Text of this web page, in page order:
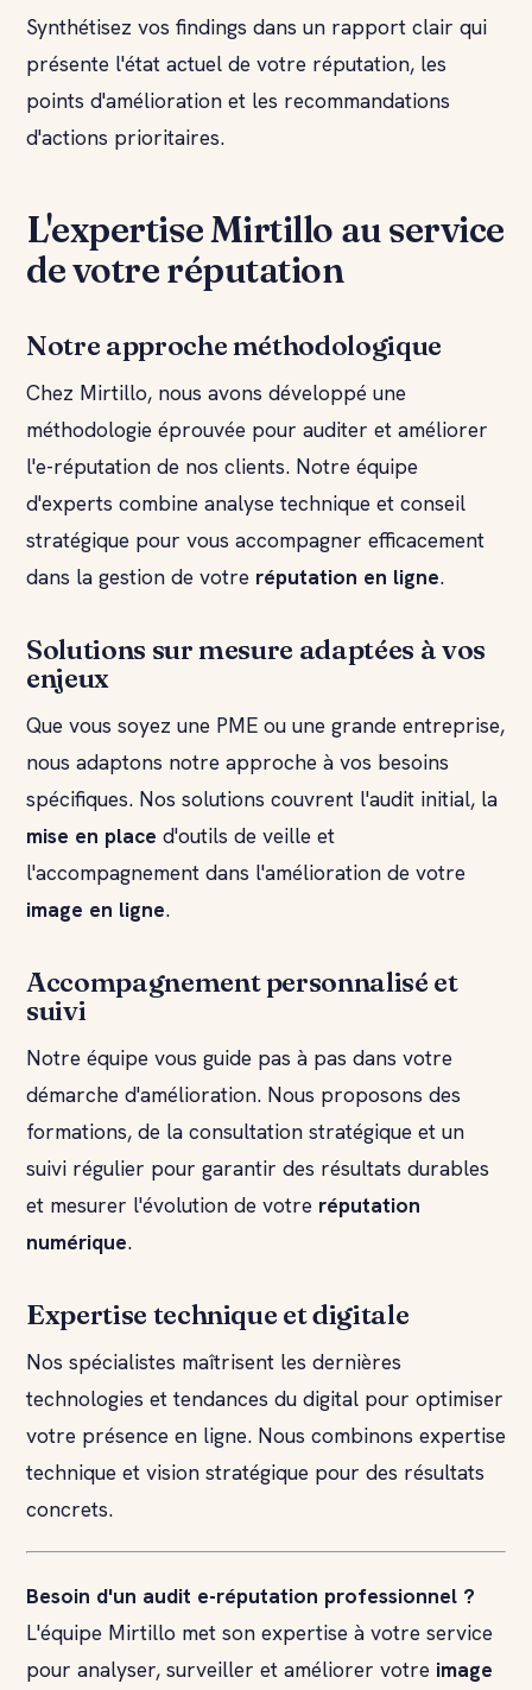
Synthétisez vos findings dans un rapport clair qui
présente l'état actuel de votre réputation, les
points d'amélioration et les recommandations
d'actions prioritaires.
L'expertise Mirtillo au service
de votre réputation
Notre approche méthodologique
Chez Mirtillo, nous avons développé une
méthodologie éprouvée pour auditer et améliorer
l'e-réputation de nos clients. Notre équipe
d'experts combine analyse technique et conseil
stratégique pour vous accompagner efficacement
dans la gestion de votre réputation en ligne.
Solutions sur mesure adaptées à vos
enjeux
Que vous soyez une PME ou une grande entreprise,
nous adaptons notre approche à vos besoins
spécifiques. Nos solutions couvrent l'audit initial, la
mise en place d'outils de veille et
l'accompagnement dans l'amélioration de votre
image en ligne.
Accompagnement personnalisé et
suivi
Notre équipe vous guide pas à pas dans votre
démarche d'amélioration. Nous proposons des
formations, de la consultation stratégique et un
suivi régulier pour garantir des résultats durables
et mesurer l'évolution de votre réputation
numérique.
Expertise technique et digitale
Nos spécialistes maîtrisent les dernières
technologies et tendances du digital pour optimiser
votre présence en ligne. Nous combinons expertise
technique et vision stratégique pour des résultats
concrets.
Besoin d'un audit e-réputation professionnel ?
L'équipe Mirtillo met son expertise à votre service
pour analyser, surveiller et améliorer votre image